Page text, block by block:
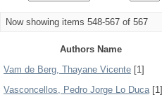
Now showing items 548-567 of 567
Authors Name
Vam de Berg, Thayane Vicente [1]
Vasconcellos, Pedro Jorge Lo Duca[1]